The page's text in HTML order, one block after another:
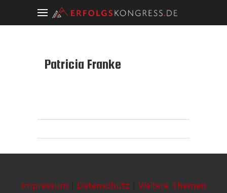
Patricia Franke
Impressum Datenschutz Weitere Themen